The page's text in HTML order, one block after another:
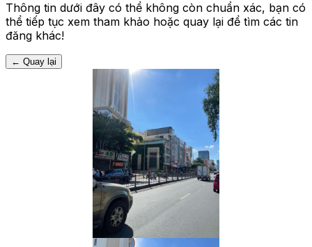
Thông tin dưới đây có thể không còn chuẩn xác, bạn có
thể tiếp tục xem tham khảo hoặc quay lại để tìm các tin
đăng khác!
← Quay lại